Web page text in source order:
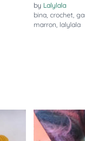
by Lalylala
bina, crochet,
marron, lalylala